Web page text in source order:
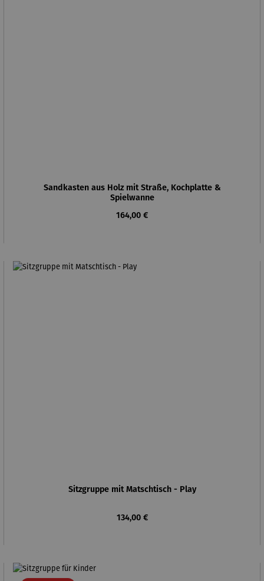
Sandkasten aus Holz mit Straße, Kochplatte &
Spielwanne
Regulärer Preis:
164,00 €
Sitzgruppe mit Matschtisch - Play
Regulärer Preis:
134,00 €